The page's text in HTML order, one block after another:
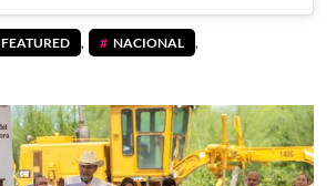
FEATURED , NACIONAL ,